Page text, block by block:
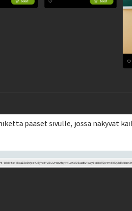
pääset sivulle, jossa näkyvät